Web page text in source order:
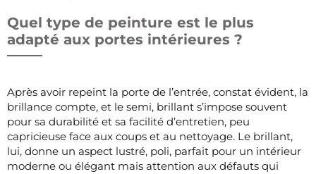
Quel type de peinture est le plus
adapté aux portes intérieures ?
Après avoir repeint la porte de l’entrée, constat évident, la
brillance compte, et le semi, brillant s’impose souvent
pour sa durabilité et sa facilité d’entretien, peu
capricieuse face aux coups et au nettoyage. Le brillant,
lui, donne un aspect lustré, poli, parfait pour un intérieur
moderne ou élégant mais attention aux défauts qui